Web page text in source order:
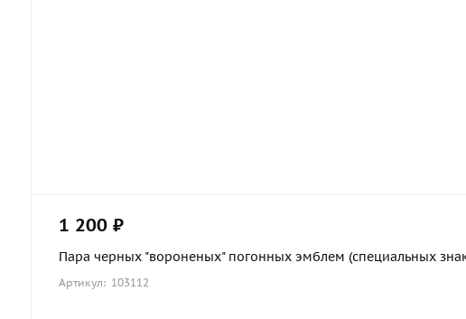
1 200 ₽
Пара черных "вороненых" погонных эмблем (специальных
Артикул: 103112